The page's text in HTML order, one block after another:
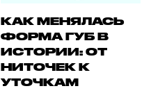
КАК МЕНЯЛАСЬ
ФОРМА ГУБ В
ИСТОРИИ: ОТ
НИТОЧЕК К
УТОЧКАМ